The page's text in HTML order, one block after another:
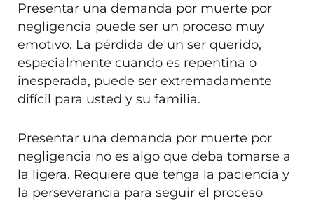
Presentar una demanda por muerte por
negligencia puede ser un proceso muy
emotivo. La pérdida de un ser querido,
especialmente cuando es repentina o
inesperada, puede ser extremadamente
difícil para usted y su familia.
Presentar una demanda por muerte por
negligencia no es algo que deba tomarse a
la ligera. Requiere que tenga la paciencia y
la perseverancia para seguir el proceso